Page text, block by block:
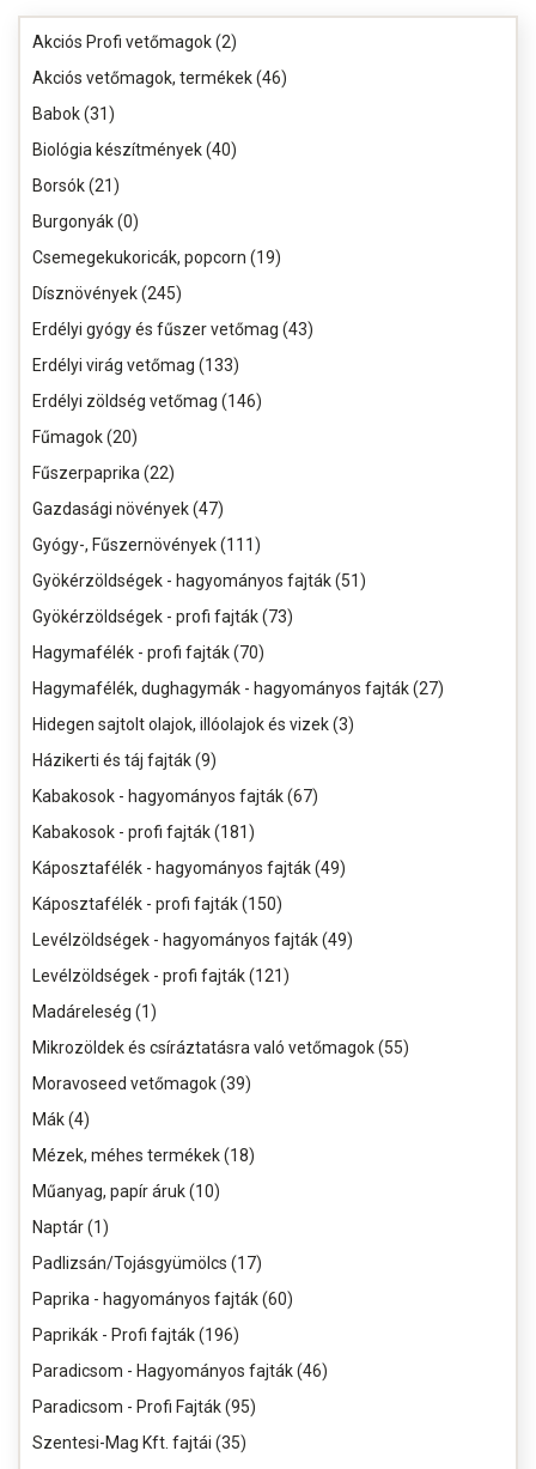
Akciós Profi vetőmagok (2)
Akciós vetőmagok, termékek (46)
Babok (31)
Biológia készítmények (40)
Borsók (21)
Burgonyák (0)
Csemegekukoricák, popcorn (19)
Dísznövények (245)
Erdélyi gyógy és fűszer vetőmag (43)
Erdélyi virág vetőmag (133)
Erdélyi zöldség vetőmag (146)
Fűmagok (20)
Fűszerpaprika (22)
Gazdasági növények (47)
Gyógy-, Fűszernövények (111)
Gyökérzöldségek - hagyományos fajták (51)
Gyökérzöldségek - profi fajták (73)
Hagymafélék - profi fajták (70)
Hagymafélék, dughagymák - hagyományos fajták (27)
Hidegen sajtolt olajok, illóolajok és vizek (3)
Házikerti és táj fajták (9)
Kabakosok - hagyományos fajták (67)
Kabakosok - profi fajták (181)
Káposztafélék - hagyományos fajták (49)
Káposztafélék - profi fajták (150)
Levélzöldségek - hagyományos fajták (49)
Levélzöldségek - profi fajták (121)
Madáreleség (1)
Mikrozöldek és csíráztatásra való vetőmagok (55)
Moravoseed vetőmagok (39)
Mák (4)
Mézek, méhes termékek (18)
Műanyag, papír áruk (10)
Naptár (1)
Padlizsán/Tojásgyümölcs (17)
Paprika - hagyományos fajták (60)
Paprikák - Profi fajták (196)
Paradicsom - Hagyományos fajták (46)
Paradicsom - Profi Fajták (95)
Szentesi-Mag Kft. fajtái (35)